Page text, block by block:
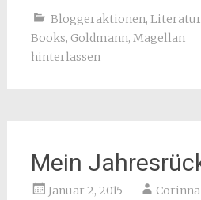
Bloggeraktionen,
Books, Goldmann, Magellan
hinterlassen
Mein
Januar 2, 2015 Corinna